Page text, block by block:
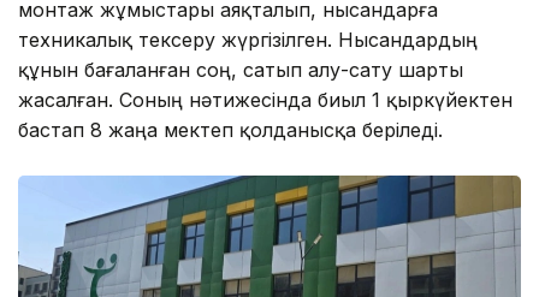
монтаж жұмыстары аяқталып, нысандарға
техникалық тексеру жүргізілген. Нысандардың
құнын бағаланған соң, сатып алу-сату шарты
жасалған. Соның нәтижесінда биыл 1 қыркүйектен
бастап 8 жаңа мектеп қолданысқа беріледі.